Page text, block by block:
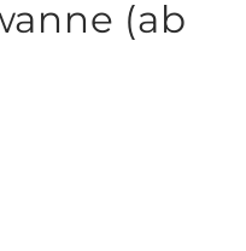
(ab